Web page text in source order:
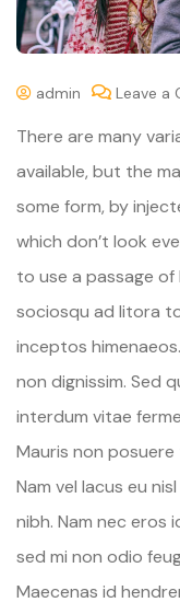
admin Leave a
There are many
available, but the
some form, by
which don’t look
to use a passage
sociosqu ad litora
inceptos
non dignissim. Sed
interdum vitae
Mauris non posuere
Nam vel lacus eu
nibh. Nam nec eros
sed mi non odio
Maecenas id